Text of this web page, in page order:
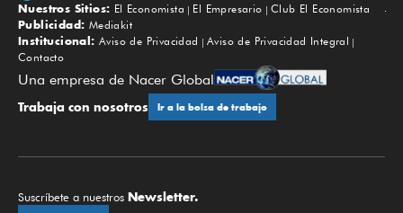
Subir
Nuestros Sitios: El Economista El Empresario
Club El Economista
Publicidad: Mediakit
Institucional: Aviso de Privacidad
Aviso de Privacidad Integral
Contacto
Una empresa de Nacer Global
Trabaja con nosotros Ir a la bolsa de trabajo
Suscríbete a nuestros Newsletter.